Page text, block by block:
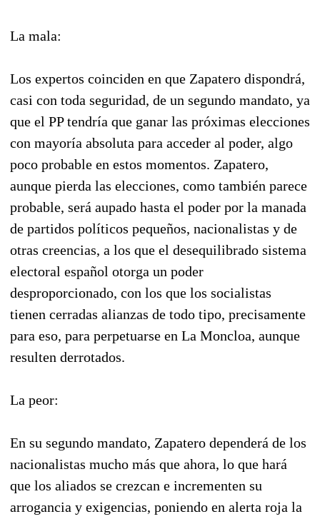
La mala:
Los expertos coinciden en que Zapatero dispondrá,
casi con toda seguridad, de un segundo mandato, ya
que el PP tendría que ganar las próximas elecciones
con mayoría absoluta para acceder al poder, algo
poco probable en estos momentos. Zapatero,
aunque pierda las elecciones, como también parece
probable, será aupado hasta el poder por la manada
de partidos políticos pequeños, nacionalistas y de
otras creencias, a los que el desequilibrado sistema
electoral español otorga un poder
desproporcionado, con los que los socialistas
tienen cerradas alianzas de todo tipo, precisamente
para eso, para perpetuarse en La Moncloa, aunque
resulten derrotados.
La peor:
En su segundo mandato, Zapatero dependerá de los
nacionalistas mucho más que ahora, lo que hará
que los aliados se crezcan e incrementen su
arrogancia y exigencias, poniendo en alerta roja la